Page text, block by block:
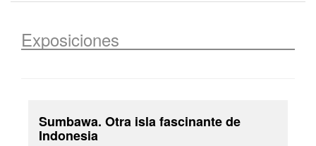
Exposiciones
Sumbawa. Otra isla fascinante de
Indonesia